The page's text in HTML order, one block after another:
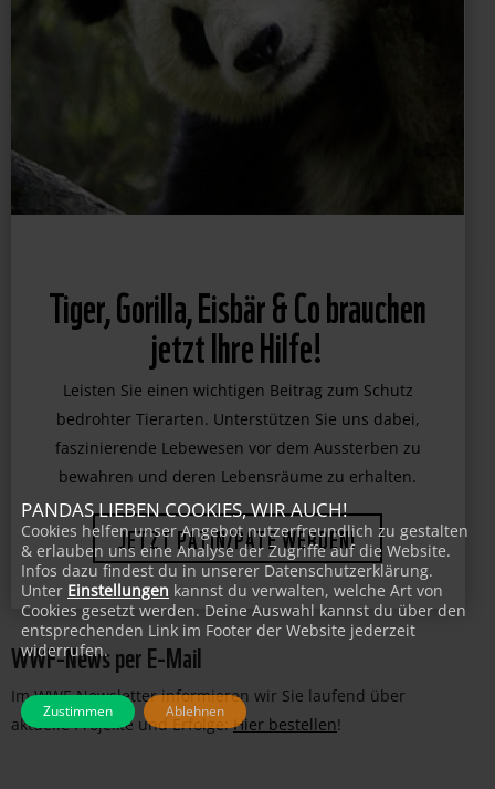
Tiger, Gorilla, Eisbär & Co brauchen
jetzt Ihre Hilfe!
Leisten Sie einen wichtigen Beitrag zum Schutz
bedrohter Tierarten. Unterstützen Sie uns dabei,
faszinierende Lebewesen vor dem Aussterben zu
bewahren und deren Lebensräume zu erhalten.
JETZT PATIN/PATE WERDEN!
WWF-News per E-Mail
Im WWF-Newsletter informieren wir Sie laufend über
aktuelle Projekte und Erfolge:Hier bestellen!
PANDAS LIEBEN COOKIES, WIR AUCH!
Cookies helfen unser Angebot nutzerfreundlich zu gestalten
& erlauben uns eine Analyse der Zugriffe auf die Website.
Infos dazu findest du in unserer Datenschutzerklärung.
Unter Einstellungen kannst du verwalten, welche Art von
Cookies gesetzt werden. Deine Auswahl kannst du über den
entsprechenden Link im Footer der Website jederzeit
widerrufen.
Zustimmen Ablehnen